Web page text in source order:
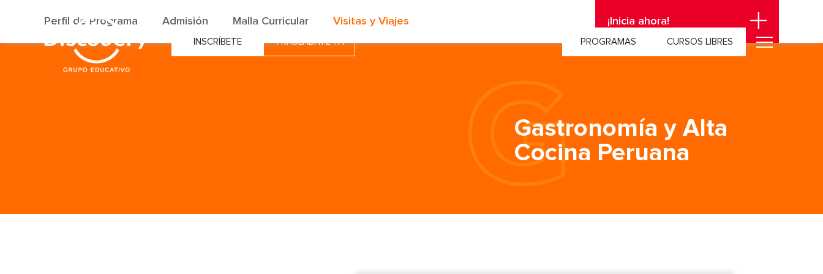
INSCRÍBETE TRASLÁDATE YA PROGRAMAS CURSOS LIBRES
Gastronomía y Alta
Cocina Peruana
Perfil de Programa Admisión Malla Curricular Visitas y Viajes ¡Inicia ahora!